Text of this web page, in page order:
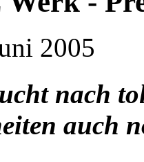
2005
nach
auch